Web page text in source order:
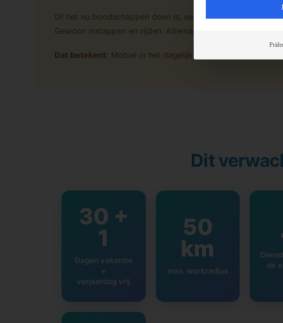
Of het nu boodschappen doen is, een weekendje weg of
Gewoon instappen en rijden. Alternatief:
Dat betekent: Mobiel in het dagelijks leven, flexibel in je
Dit
30 +
1
Dagen vakantie
+
verjaardag vrij
50
km
max. werkradius
de